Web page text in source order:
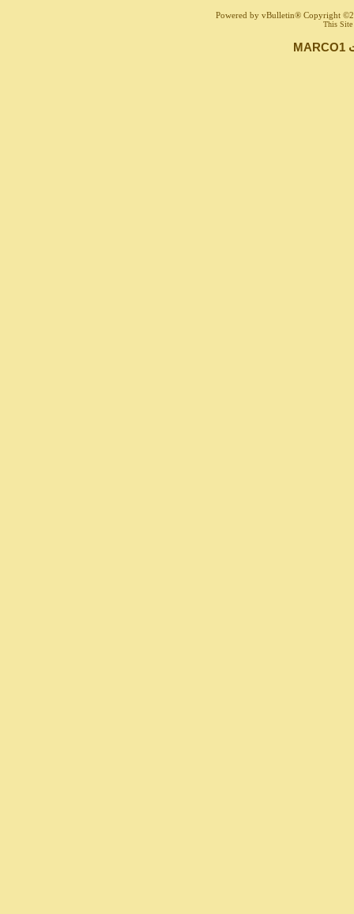
Powered by vBulletin® Copyright
This Site
MARCO1